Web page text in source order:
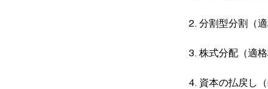
分割型分割（
株式分配（適
資本の払戻し